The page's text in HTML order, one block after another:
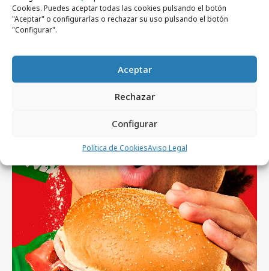
Cookies. Puedes aceptar todas las cookies pulsando el botón
"Aceptar" o configurarlas o rechazar su uso pulsando el botón
"Configurar".
Aceptar
Rechazar
Configurar
Política de CookiesAviso Legal
viernes, 7 de agosto 2026
UNIQLO y Frigo lanzan una colección